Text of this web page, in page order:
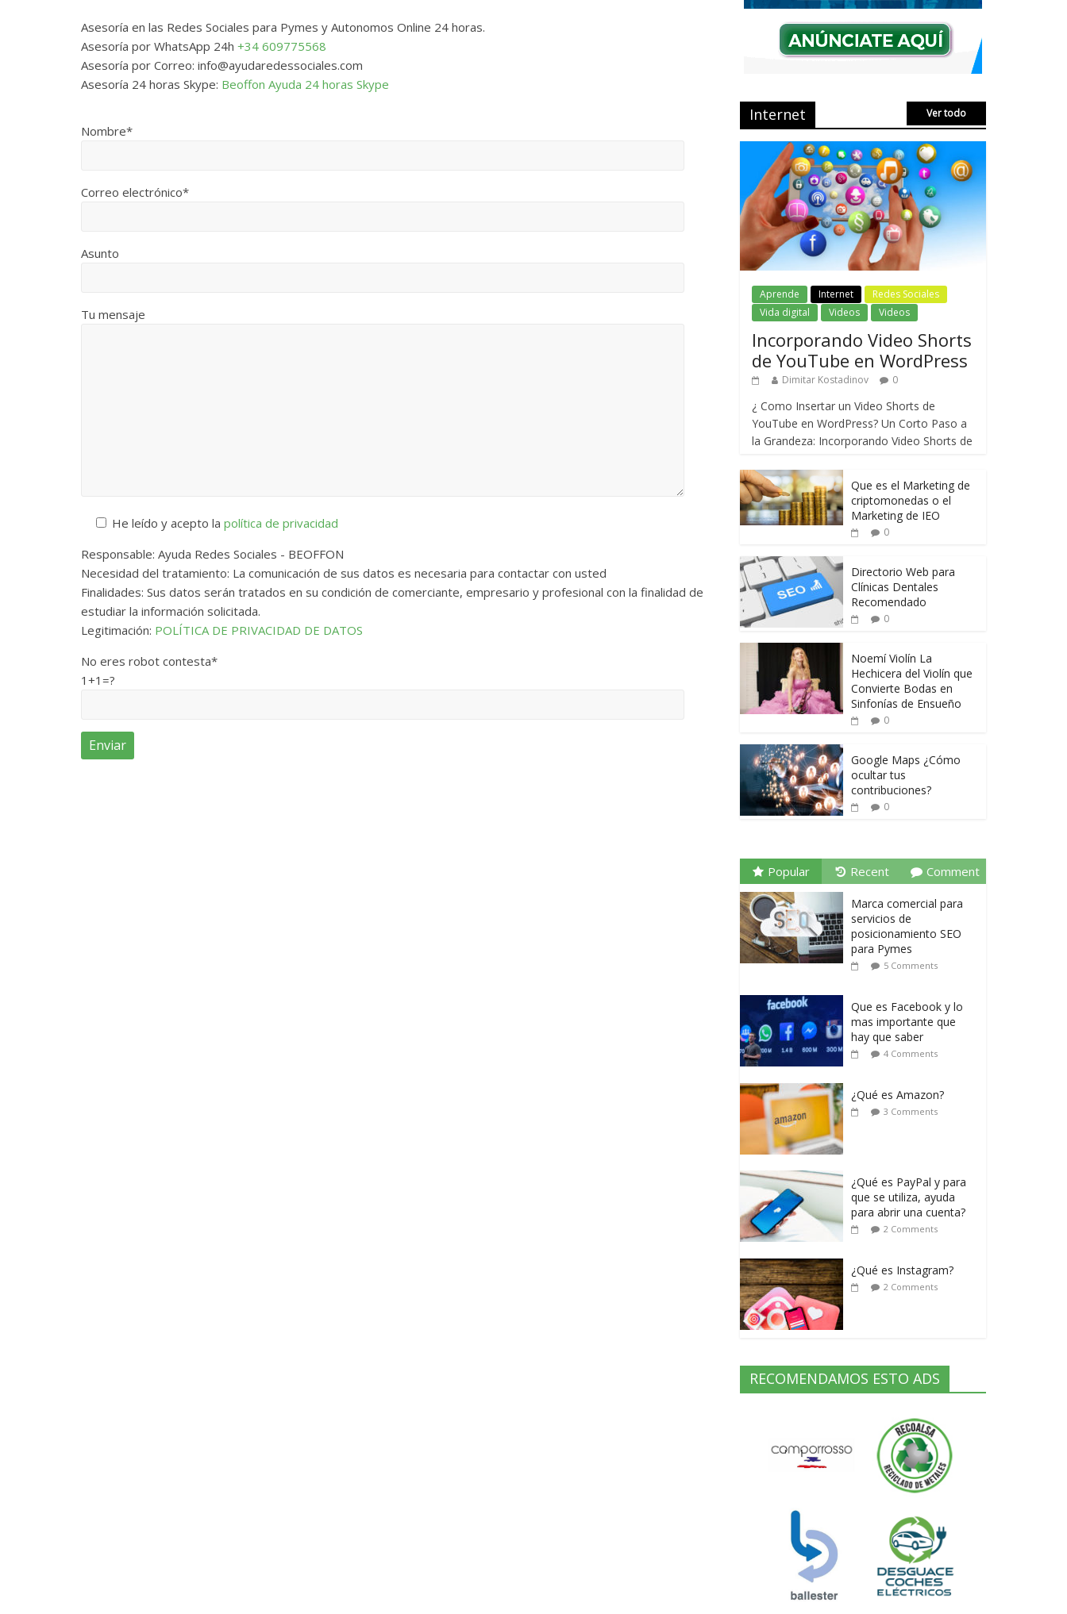
Asesoría en las Redes Sociales para Pymes y Autonomos Online 24 horas.
Asesoría por WhatsApp 24h +34 609775568
Asesoría por Correo: info@ayudaredessociales.com
Asesoría 24 horas Skype: Beoffon Ayuda 24 horas Skype
Nombre*
Correo electrónico*
Asunto
Tu mensaje
He leído y acepto la política de privacidad
Responsable: Ayuda Redes Sociales - BEOFFON
Necesidad del tratamiento: La comunicación de sus datos es necesaria para contactar con usted
Finalidades: Sus datos serán tratados en su condición de comerciante, empresario y profesional con la finalidad de
estudiar la información solicitada.
Legitimación: POLÍTICA DE PRIVACIDAD DE DATOS
No eres robot contesta*
1+1=?
AVISPEX PLUS FORTE
correctamente para
proteger tu entorno
Internet Ver todo
Aprende Internet
Redes Sociales
Vida digital
Videos Videos
Incorporando Video Shorts
de YouTube en WordPress
Dimitar Kostadinov 0
¿ Como Insertar un Video Shorts de
YouTube en WordPress? Un Corto Paso a
la Grandeza: Incorporando Video Shorts de
Que es el Marketing de
criptomonedas o el
Marketing de IEO
0
Directorio Web para
Clínicas Dentales
Recomendado
0
Noemí Violín La
Hechicera del Violín que
Convierte Bodas en
Sinfonías de Ensueño
0
Google Maps ¿Cómo
ocultar tus
contribuciones?
0
Popular Recent Comment
Marca comercial para
servicios de
posicionamiento SEO
para Pymes
5 Comments
Que es Facebook y lo
mas importante que
hay que saber
4 Comments
¿Qué es Amazon?
3 Comments
¿Qué es PayPal y para
que se utiliza, ayuda
para abrir una cuenta?
2 Comments
¿Qué es Instagram?
2 Comments
RECOMENDAMOS ESTO ADS